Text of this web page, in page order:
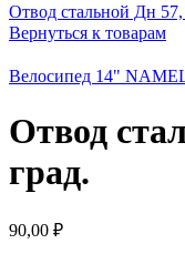
Отвод стальной Дн 57,
Вернуться к товарам
Велосипед 14"
Отвод
град.
90,00 ₽